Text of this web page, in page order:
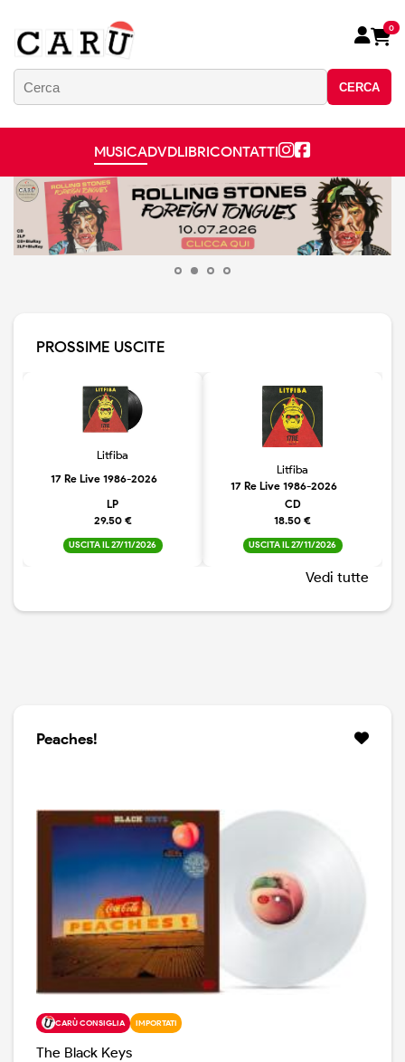
CERCA
0
MUSICADVDLIBRICONTATTI
PROSSIME USCITE
Litfiba
17 Re Live 1986-2026
LP
29.50 €
USCITA IL 27/11/2026
Litfiba
17 Re Live 1986-2026
CD
18.50 €
USCITA IL 27/11/2026
Vedi tutte
Peaches!
CARÙ CONSIGLIA IMPORTATI
The Black Keys